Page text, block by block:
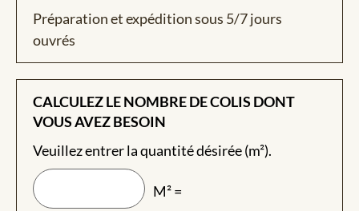
Préparation et expédition sous 5/7 jours
ouvrés
CALCULEZ LE NOMBRE DE COLIS DONT
VOUS AVEZ BESOIN
Veuillez entrer la quantité désirée (m²).
M² =